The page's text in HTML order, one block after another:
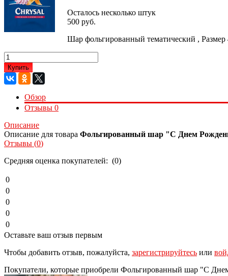
Осталось несколько штук
500 руб.
Шар фольгированный тематический , Размер
Купить
Обзор
Отзывы 0
Описание
Описание для товара Фольгированный шар "С Днем
Отзывы (0)
Средняя оценка покупателей: (0)
0
0
0
0
0
Оставьте ваш отзыв первым
Чтобы добавить отзыв, пожалуйста, зарегистрируйтесь или
Покупатели, которые приобрели Фольгированный шар "С